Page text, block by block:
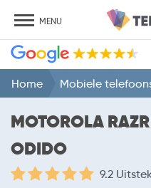
MENU
Home Mobiele
MOTOROLA
ODIDO
9.2